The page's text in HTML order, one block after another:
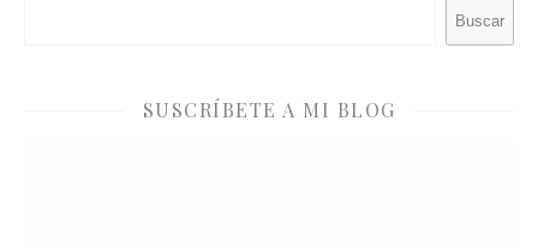
Buscar
SUSCRÍBETE A MI BLOG